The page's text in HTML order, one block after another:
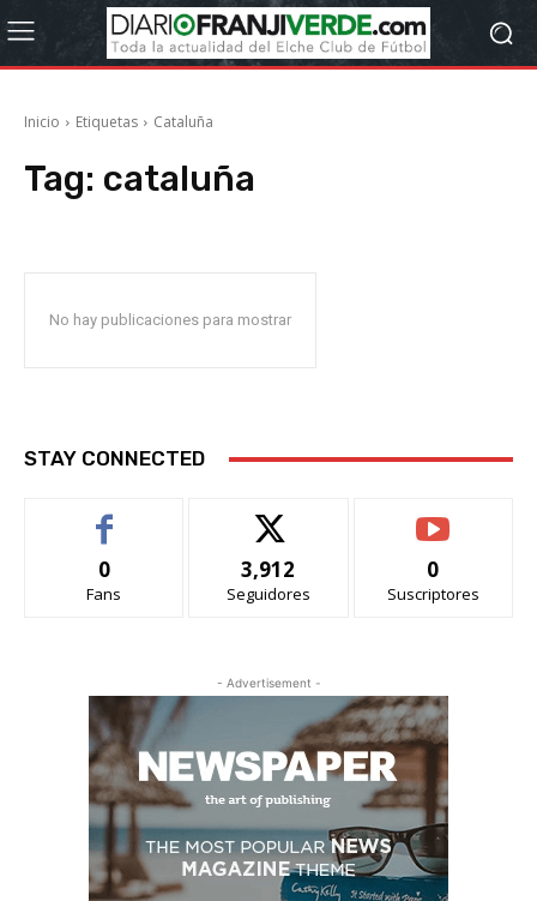
Inicio Etiquetas Cataluña
Tag: cataluña
No hay publicaciones para mostrar
STAY CONNECTED
0
Fans
3,912
Seguidores
0
Suscriptores
- Advertisement -